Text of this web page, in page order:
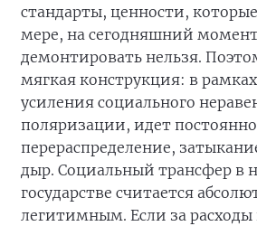
стандарты, ценности,
мере, на сегодняшний момент
демонтировать нельзя.
мягкая конструкция: в
усиления социального
поляризации, идет
перераспределение,
дыр. Социальный трансфер в
государстве считается
легитимным. Если за расходы